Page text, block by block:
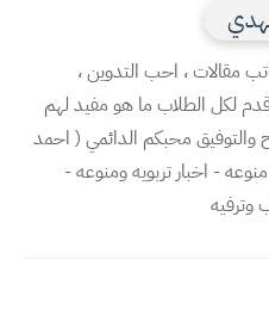
مقالات ، احب التدوين ،
لكل الطلاب ما هو مفيد لهم
والتوفيق محبكم الدائمي ( احمد
- اخبار تربويه ومنوعه -
وترفيه